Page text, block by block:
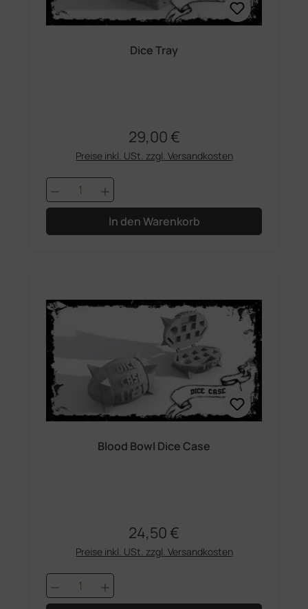
Dice Tray
Regulärer Preis:
29,00 €
Preise inkl. USt. zzgl. Versandkosten
Produkt Anzahl: Gib den
In den Warenkorb
Blood Bowl Dice Case
Regulärer Preis:
24,50 €
Preise inkl. USt. zzgl. Versandkosten
Produkt Anzahl: Gib den